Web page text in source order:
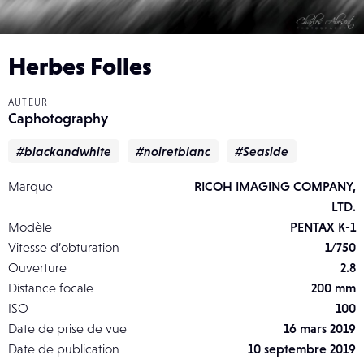
Herbes Folles
AUTEUR
Caphotography
#blackandwhite #noiretblanc #Seaside
Marque
RICOH IMAGING COMPANY,
LTD.
Modèle
PENTAX K-1
Vitesse d’obturation
1/750
Ouverture
2.8
Distance focale
200 mm
ISO
100
Date de prise de vue
16 mars 2019
Date de publication
10 septembre 2019